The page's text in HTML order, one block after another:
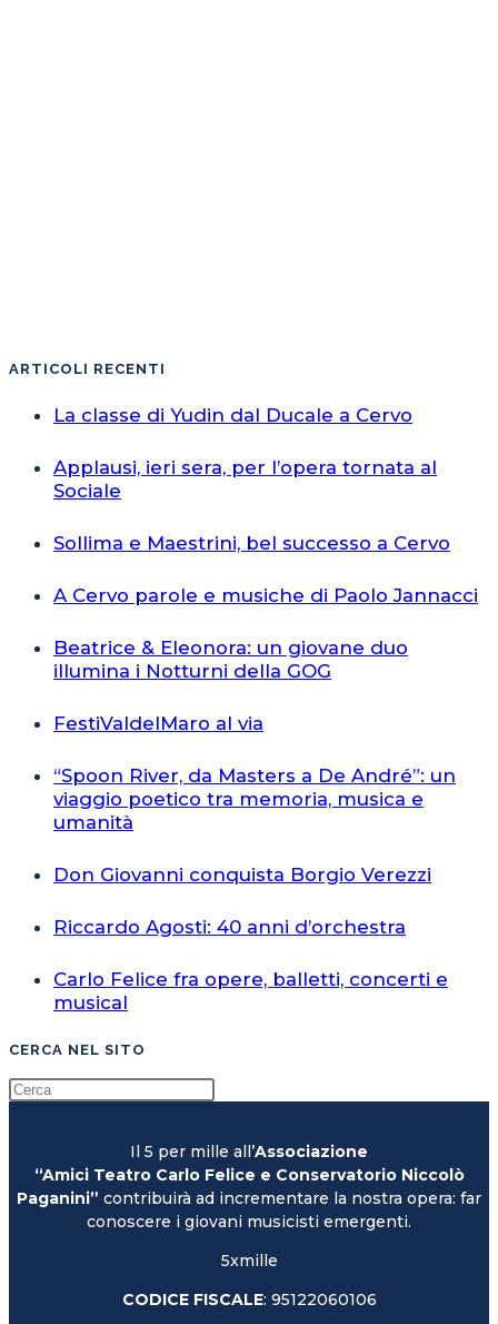
ARTICOLI RECENTI
La classe di Yudin dal Ducale a Cervo
Applausi, ieri sera, per l’opera tornata al
Sociale
Sollima e Maestrini, bel successo a Cervo
A Cervo parole e musiche di Paolo Jannacci
Beatrice & Eleonora: un giovane duo
illumina i Notturni della GOG
FestiValdelMaro al via
“Spoon River, da Masters a De André”: un
viaggio poetico tra memoria, musica e
umanità
Don Giovanni conquista Borgio Verezzi
Riccardo Agosti: 40 anni d’orchestra
Carlo Felice fra opere, balletti, concerti e
musical
CERCA NEL SITO
Il 5 per mille all’Associazione
“Amici Teatro Carlo Felice e Conservatorio Niccolò
Paganini” contribuirà ad incrementare la nostra opera: far
conoscere i giovani musicisti emergenti.
5xmille
CODICE FISCALE: 95122060106